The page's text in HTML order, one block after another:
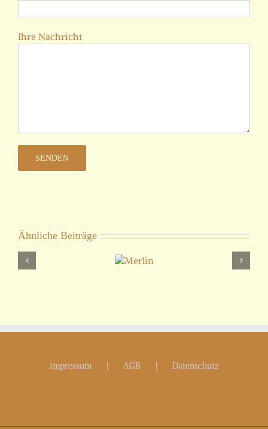
Ihre Nachricht
Ähnliche Beiträge
Impressum AGB Datenschutz